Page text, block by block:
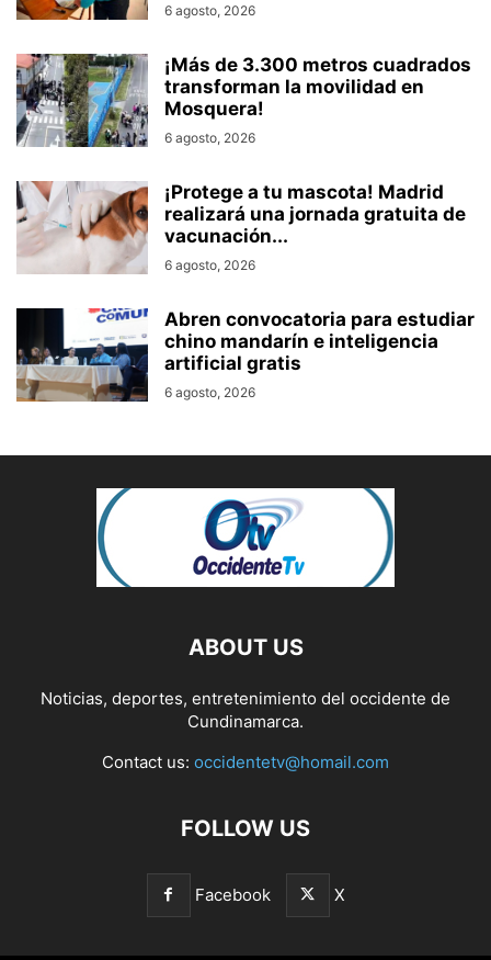
6 agosto, 2026
¡Más de 3.300 metros cuadrados
transforman la movilidad en
Mosquera!
6 agosto, 2026
¡Protege a tu mascota! Madrid
realizará una jornada gratuita de
vacunación...
6 agosto, 2026
Abren convocatoria para estudiar
chino mandarín e inteligencia
artificial gratis
6 agosto, 2026
ABOUT US
Noticias, deportes, entretenimiento del occidente de
Cundinamarca.
Contact us: occidentetv@homail.com
FOLLOW US
Facebook X